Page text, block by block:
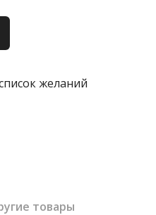
желаний
товары